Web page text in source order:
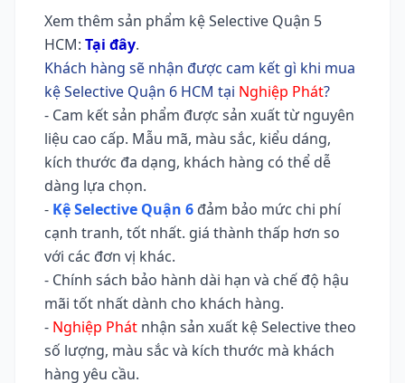
Xem thêm sản phẩm kệ Selective Quận 5
HCM: Tại đây.
Khách hàng sẽ nhận được cam kết gì khi mua
kệ Selective Quận 6 HCM tại Nghiệp Phát?
- Cam kết sản phẩm được sản xuất từ nguyên
liệu cao cấp. Mẫu mã, màu sắc, kiểu dáng,
kích thước đa dạng, khách hàng có thể dễ
dàng lựa chọn.
- Kệ Selective Quận 6 đảm bảo mức chi phí
cạnh tranh, tốt nhất. giá thành thấp hơn so
với các đơn vị khác.
- Chính sách bảo hành dài hạn và chế độ hậu
mãi tốt nhất dành cho khách hàng.
- Nghiệp Phát nhận sản xuất kệ Selective theo
số lượng, màu sắc và kích thước mà khách
hàng yêu cầu.